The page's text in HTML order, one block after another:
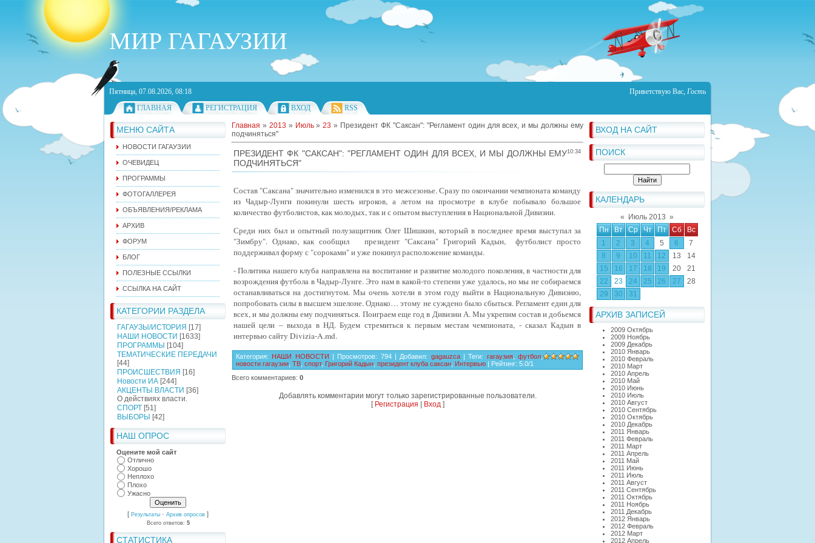
МИР ГАГАУЗИИ
Пятница, 07.08.2026, 08:18 Приветствую Вас, Гость
ГЛАВНАЯ
РЕГИСТРАЦИЯ ВХОД RSS
МЕНЮ САЙТА
НОВОСТИ ГАГАУЗИИ
ОЧЕВИДЕЦ
ПРОГРАММЫ
ФОТОГАЛЛЕРЕЯ
ОБЪЯВЛЕНИЯ/РЕКЛАМА
АРХИВ
ФОРУМ
БЛОГ
ПОЛЕЗНЫЕ ССЫЛКИ
ССЫЛКА НА САЙТ
КАТЕГОРИИ РАЗДЕЛА
ГАГАУЗЫ/ИСТОРИЯ [17]
НАШИ НОВОСТИ [1633]
ПРОГРАММЫ [104]
ТЕМАТИЧЕСКИЕ ПЕРЕДАЧИ
[44]
ПРОИСШЕСТВИЯ [16]
Новости ИА [244]
АКЦЕНТЫ ВЛАСТИ [36]
О действиях власти.
СПОРТ [51]
ВЫБОРЫ [42]
НАШ ОПРОС
Оцените мой сайт
Отлично
Хорошо
Неплохо
Плохо
Ужасно
[ Результаты · Архив опросов ]
Всего ответов: 5
СТАТИСТИКА
ВХОД НА САЙТ
ПОИСК
КАЛЕНДАРЬ
« Июль 2013 »
Пн
Вт Ср Чт Пт Сб
Вс
1
2 3 4 5 6
7
8
9 10 11 12 13
14
15
16 17 18 19 20
21
22
23 24 25 26 27
28
29
30 31
АРХИВ ЗАПИСЕЙ
2009 Октябрь
2009 Ноябрь
2009 Декабрь
2010 Январь
2010 Февраль
2010 Март
2010 Апрель
2010 Май
2010 Июнь
2010 Июль
2010 Август
2010 Сентябрь
2010 Октябрь
2010 Декабрь
2011 Январь
2011 Февраль
2011 Март
2011 Апрель
2011 Май
2011 Июнь
2011 Июль
2011 Август
2011 Сентябрь
2011 Октябрь
2011 Ноябрь
2011 Декабрь
2012 Январь
2012 Февраль
2012 Март
2012 Апрель
Главная » 2013 » Июль » 23 » Президент ФК "Саксан": "Регламент один для всех, и мы должны ему
подчиняться"
10:34
ПРЕЗИДЕНТ ФК "САКСАН": "РЕГЛАМЕНТ ОДИН ДЛЯ ВСЕХ, И МЫ ДОЛЖНЫ ЕМУ
ПОДЧИНЯТЬСЯ"
Состав "Саксана" значительно изменился в это межсезонье. Сразу по окончании чемпионата команду
из Чадыр-Лунги покинули шесть игроков, а летом на просмотре в клубе побывало большое
количество футболистов, как молодых, так и с опытом выступления в Национальной Дивизии.
Среди них был и опытный полузащитник Олег Шишкин, который в последнее время выступал за
"Зимбру". Однако, как сообщил президент "Саксана" Григорий Кадын, футболист просто
поддерживал форму с "сороками" и уже покинул расположение команды.
- Политика нашего клуба направлена на воспитание и развитие молодого поколения, в частности для
возрождения футбола в Чадыр-Лунге. Это нам в какой-то степени уже удалось, но мы не собираемся
останавливаться на достигнутом. Мы очень хотели в этом году выйти в Национальную Дивизию,
попробовать силы в высшем эшелоне. Однако… этому не суждено было сбыться. Регламент един для
всех, и мы должны ему подчиняться. Поиграем еще год в Дивизии А. Мы укрепим состав и добьемся
нашей цели – выхода в НД. Будем стремиться к первым местам чемпионата, - сказал Кадын в
интервью сайту Divizia-A.md.
Категория: НАШИ НОВОСТИ | Просмотров: 794| Добавил: gagauzca |Теги: гагаузия,футбол ,
новости гагаузии ТВ спорт, Григорий Кадын президент клуба саксан Интервью | Рейтинг: 5.0/1
Всего комментариев: 0
Добавлять комментарии могут только зарегистрированные пользователи.
[ Регистрация Вход]